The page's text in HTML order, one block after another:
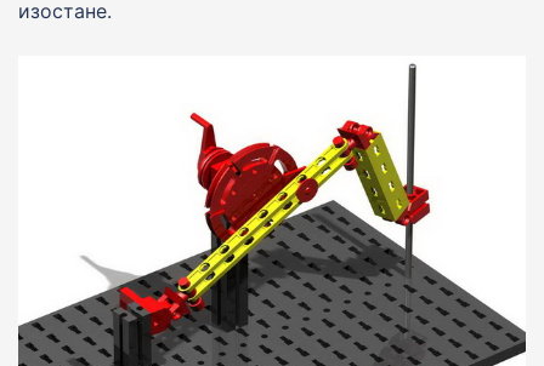
изостане.